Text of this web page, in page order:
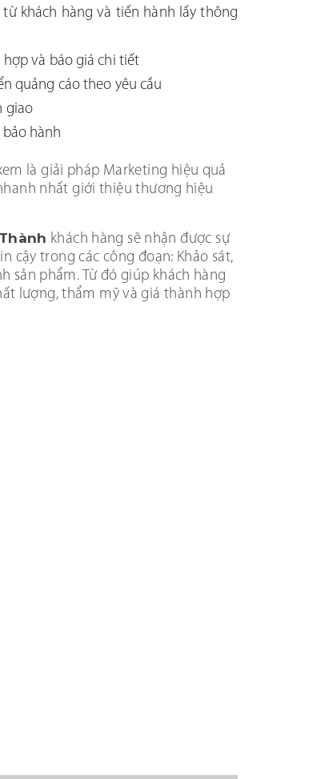
từ khách hàng và tiến hành lấy thông
hợp và báo giá chi tiết
quảng cáo theo yêu cầu
giao
bảo hành
là giải pháp Marketing hiệu quả
nhất giới thiệu thương hiệu
khách hàng sẽ nhận được sự
cậy trong các công đoạn: Khảo sát,
sản phẩm. Từ đó giúp khách hàng
lượng, thẩm mỹ và giá thành hợp